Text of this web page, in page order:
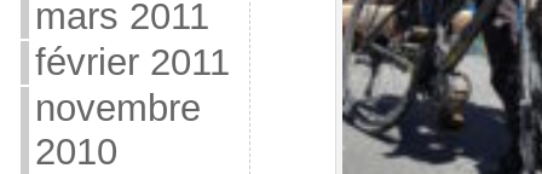
mars 2011
février 2011
novembre
2010